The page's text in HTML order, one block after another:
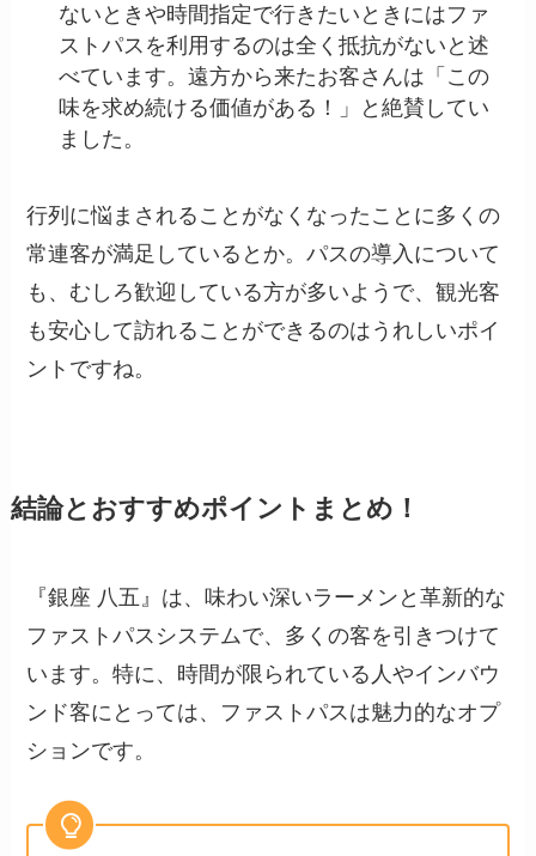
ないときや時間指定で行きたいときにはファ
ストパスを利用するのは全く抵抗がないと述
べています。遠方から来たお客さんは「この
味を求め続ける価値がある！」と絶賛してい
ました。
行列に悩まされることがなくなったことに多くの
常連客が満足しているとか。パスの導入について
も、むしろ歓迎している方が多いようで、観光客
も安心して訪れることができるのはうれしいポイ
ントですね。
結論とおすすめポイントまとめ！
『銀座 八五』は、味わい深いラーメンと革新的な
ファストパスシステムで、多くの客を引きつけて
います。特に、時間が限られている人やインバウ
ンド客にとっては、ファストパスは魅力的なオプ
ションです。